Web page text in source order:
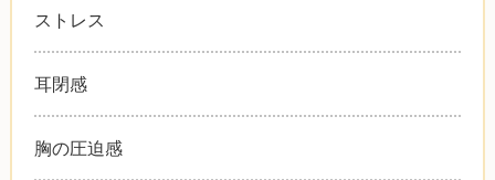
ストレス
耳閉感
胸の圧迫感